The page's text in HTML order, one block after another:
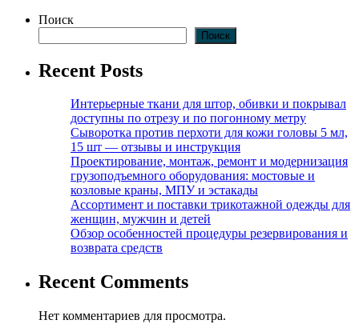
Поиск
Поиск
Recent Posts
Интерьерные ткани для штор, обивки и покрывал
доступны по отрезу и по погонному метру
Сыворотка против перхоти для кожи головы 5 мл,
15 шт — отзывы и инструкция
Проектирование, монтаж, ремонт и модернизация
грузоподъемного оборудования: мостовые и
козловые краны, МПУ и эстакады
Ассортимент и поставки трикотажной одежды для
женщин, мужчин и детей
Обзор особенностей процедуры резервирования и
возврата средств
Recent Comments
Нет комментариев для просмотра.